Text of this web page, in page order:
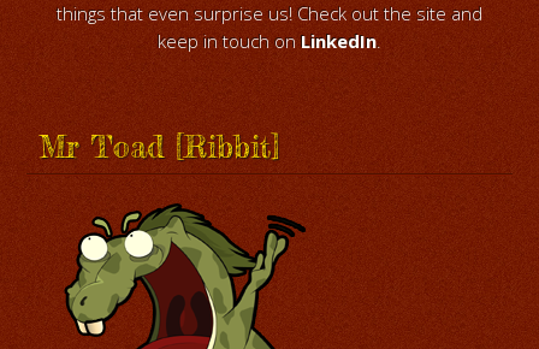
things that even surprise us! Check out the site and
keep in touch on LinkedIn.
Mr Toad [Ribbit]